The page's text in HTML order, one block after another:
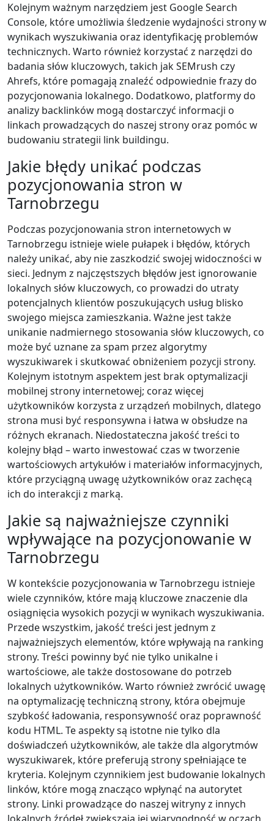
Kolejnym ważnym narzędziem jest Google Search
Console, które umożliwia śledzenie wydajności strony w
wynikach wyszukiwania oraz identyfikację problemów
technicznych. Warto również korzystać z narzędzi do
badania słów kluczowych, takich jak SEMrush czy
Ahrefs, które pomagają znaleźć odpowiednie frazy do
pozycjonowania lokalnego. Dodatkowo, platformy do
analizy backlinków mogą dostarczyć informacji o
linkach prowadzących do naszej strony oraz pomóc w
budowaniu strategii link buildingu.
Jakie błędy unikać podczas
pozycjonowania stron w
Tarnobrzegu
Podczas pozycjonowania stron internetowych w
Tarnobrzegu istnieje wiele pułapek i błędów, których
należy unikać, aby nie zaszkodzić swojej widoczności w
sieci. Jednym z najczęstszych błędów jest ignorowanie
lokalnych słów kluczowych, co prowadzi do utraty
potencjalnych klientów poszukujących usług blisko
swojego miejsca zamieszkania. Ważne jest także
unikanie nadmiernego stosowania słów kluczowych, co
może być uznane za spam przez algorytmy
wyszukiwarek i skutkować obniżeniem pozycji strony.
Kolejnym istotnym aspektem jest brak optymalizacji
mobilnej strony internetowej; coraz więcej
użytkowników korzysta z urządzeń mobilnych, dlatego
strona musi być responsywna i łatwa w obsłudze na
różnych ekranach. Niedostateczna jakość treści to
kolejny błąd – warto inwestować czas w tworzenie
wartościowych artykułów i materiałów informacyjnych,
które przyciągną uwagę użytkowników oraz zachęcą
ich do interakcji z marką.
Jakie są najważniejsze czynniki
wpływające na pozycjonowanie w
Tarnobrzegu
W kontekście pozycjonowania w Tarnobrzegu istnieje
wiele czynników, które mają kluczowe znaczenie dla
osiągnięcia wysokich pozycji w wynikach wyszukiwania.
Przede wszystkim, jakość treści jest jednym z
najważniejszych elementów, które wpływają na ranking
strony. Treści powinny być nie tylko unikalne i
wartościowe, ale także dostosowane do potrzeb
lokalnych użytkowników. Warto również zwrócić uwagę
na optymalizację techniczną strony, która obejmuje
szybkość ładowania, responsywność oraz poprawność
kodu HTML. Te aspekty są istotne nie tylko dla
doświadczeń użytkowników, ale także dla algorytmów
wyszukiwarek, które preferują strony spełniające te
kryteria. Kolejnym czynnikiem jest budowanie lokalnych
linków, które mogą znacząco wpłynąć na autorytet
strony. Linki prowadzące do naszej witryny z innych